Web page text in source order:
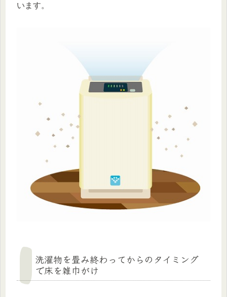
います。
洗濯物を畳み終わってからのタイミング
で床を雑巾がけ